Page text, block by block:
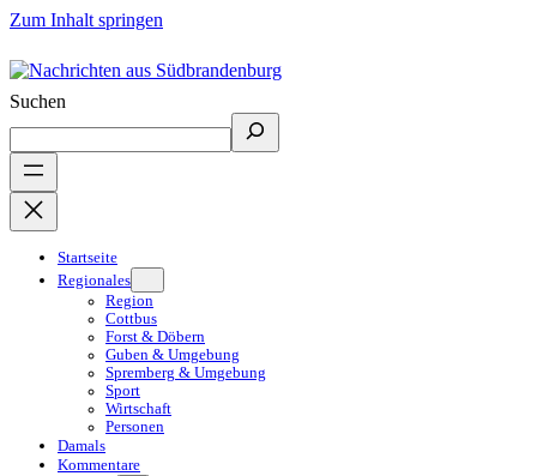
Zum Inhalt springen
Suchen
Startseite
Regionales
Region
Cottbus
Forst & Döbern
Guben & Umgebung
Spremberg & Umgebung
Sport
Wirtschaft
Personen
Damals
Kommentare